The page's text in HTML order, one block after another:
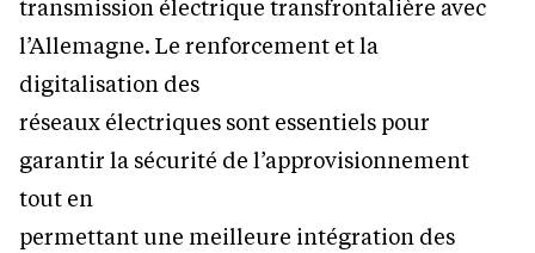
transmission électrique transfrontalière avec
l’Allemagne. Le renforcement et la
digitalisation des
réseaux électriques sont essentiels pour
garantir la sécurité de l’approvisionnement
tout en
permettant une meilleure intégration des